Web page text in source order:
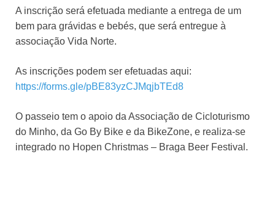
A inscrição será efetuada mediante a entrega de um
bem para grávidas e bebés, que será entregue à
associação Vida Norte.
As inscrições podem ser efetuadas aqui:
https://forms.gle/pBE83yzCJMqjbTEd8
O passeio tem o apoio da Associação de Cicloturismo
do Minho, da Go By Bike e da BikeZone, e realiza-se
integrado no Hopen Christmas – Braga Beer Festival.